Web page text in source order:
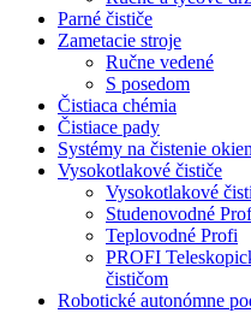
Parné čističe
Zametacie stroje
Ručne vedené
S posedom
Čistiaca chémia
Čistiace pady
Systémy na čistenie
Vysokotlakové čističe
Vysokotlakové
Studenovodné
Teplovodné Profi
PROFI
čističom
Robotické autonómne